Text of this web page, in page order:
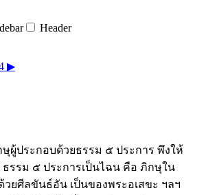
Header
▶
ผู้ประกอบด้วยธรรม ๕ ประการ พึงให้
รรม ๕ ประการเป็นไฉน คือ ภิกษุใน
ยศีลขันธ์อัน เป็นของพระอเสขะ ฯลฯ